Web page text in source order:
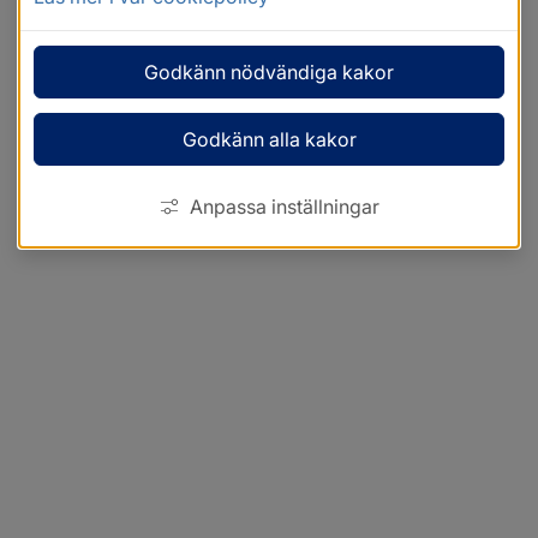
Godkänn nödvändiga kakor
Godkänn alla kakor
Anpassa inställningar